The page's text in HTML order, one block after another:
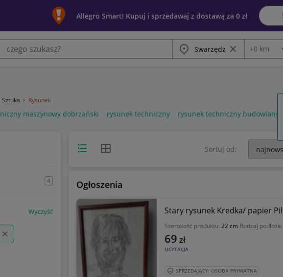
Allegro Smart! Kupuj i sprzedawaj z dostawą za 0 zł
Miasto Wyczyść frazę
Odległość
+0 km
Sztuka Rysunek
maszynowy dobrzański rysunek techniczny rysunek techniczny budowlany
4
Wyczyść
Widok listyWidok siatki Sortuj od:
Ogłoszenia
Szerokość produktu: 22 cm Rodzaj podłoża:
LICYTACJA
69 zł
SPRZEDAJĄCY: OSOBA PRYWATNA